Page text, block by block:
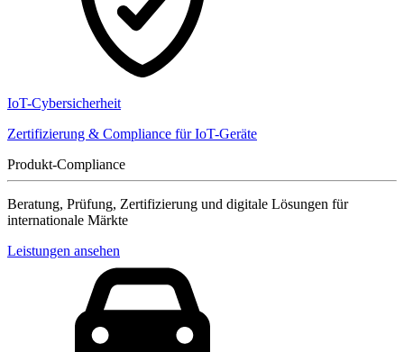
IoT-Cybersicherheit
Zertifizierung & Compliance für IoT-Geräte
Produkt-Compliance
Beratung, Prüfung, Zertifizierung und digitale Lösungen für
internationale Märkte
Leistungen ansehen